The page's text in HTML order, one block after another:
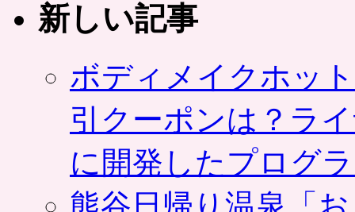
新しい記事
ボディメイクホッ
引クーポンは？ラ
に開発したプログ
熊谷日帰り温泉「